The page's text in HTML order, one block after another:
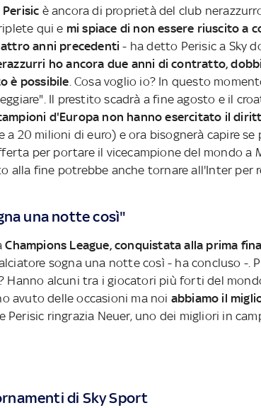
Perisic è ancora di proprietà del club
qui e mi spiace di non essere riuscito a
anni precedenti - ha detto Perisic a Sky
ho ancora due anni di contratto,
è possibile. Cosa voglio io? In questo
Il prestito scadrà a fine agosto e il
d'Europa non hanno esercitato il
a 20 milioni di euro) e ora bisognerà capire se
per portare il vicecampione del mondo a
alla fine potrebbe anche tornare all'Inter per
una notte così"
Champions League, conquistata alla prima
sogna una notte così - ha concluso -.
Hanno alcuni tra i giocatori più forti del
avuto delle occasioni ma noi abbiamo il
Perisic ringrazia Neuer, uno dei migliori in
di Sky Sport